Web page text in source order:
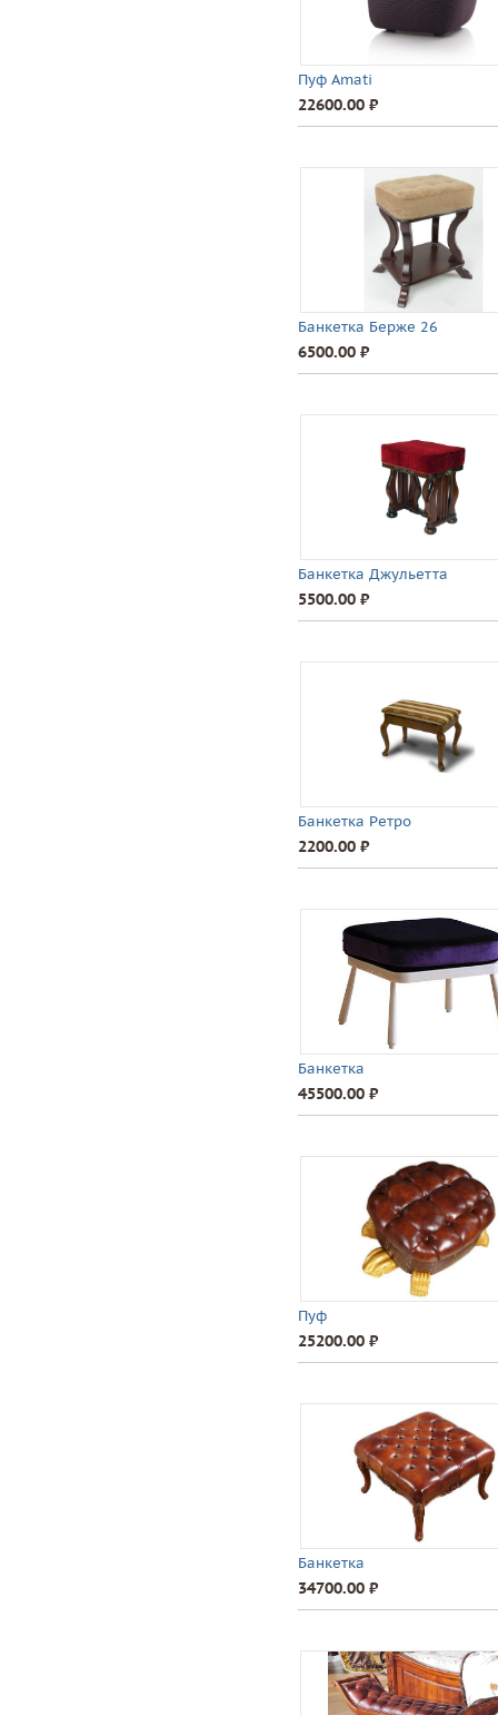
Пуф Amati
22600.00 ⃏
Банкетка Берже 26
6500.00 ⃏
Банкетка Джульетта
5500.00 ⃏
Банкетка Ретро
2200.00 ⃏
Банкетка
45500.00 ⃏
Пуф
25200.00 ⃏
Банкетка
34700.00 ⃏